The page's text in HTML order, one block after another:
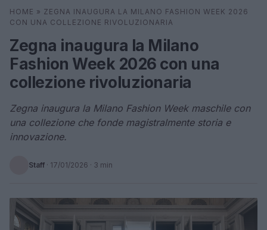
Cerca ⌕ ×
HOME » ZEGNA INAUGURA LA MILANO FASHION WEEK 2026
CON UNA COLLEZIONE RIVOLUZIONARIA
Zegna inaugura la Milano
Fashion Week 2026 con una
collezione rivoluzionaria
Zegna inaugura la Milano Fashion Week maschile con
una collezione che fonde magistralmente storia e
innovazione.
Staff · 17/01/2026 · 3 min